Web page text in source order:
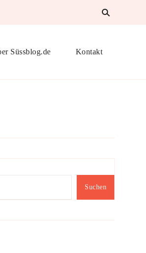
Süssblog.de Kontakt
Suchen